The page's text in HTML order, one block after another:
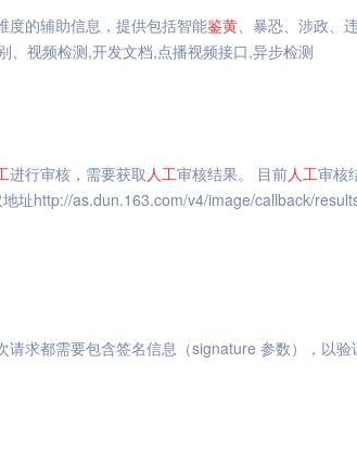
度的辅助信息，提供包括智能鉴黄、暴恐、涉政、违
、视频检测,开发文档,点播视频接口,异步检测
进行审核，需要获取 人工审核结果。 目前人工审核
址http://as.dun.163.com/v4/image/callback/
请求都需要包含签名信息（signature 参数），以验